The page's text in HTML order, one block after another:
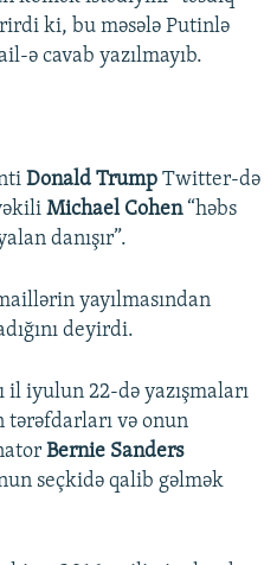
ki, bu məsələ Putinlə
ə cavab yazılmayıb.
Donald Trump Twitter-də
Michael Cohen“həbs
danışır”.
yayılmasından
deyirdi.
il iyulun 22-də yazışmaları
və onun
Bernie Sanders
seçkidə qalib gəlmək